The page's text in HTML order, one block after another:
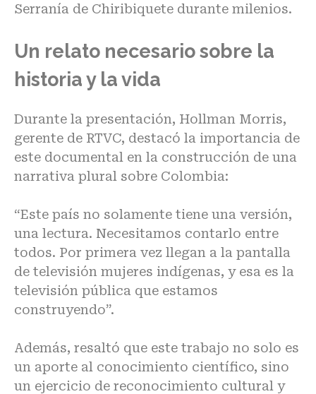
Serranía de Chiribiquete durante milenios.
Un relato necesario sobre la
historia y la vida
Durante la presentación, Hollman Morris,
gerente de RTVC, destacó la importancia de
este documental en la construcción de una
narrativa plural sobre Colombia:
“Este país no solamente tiene una versión,
una lectura. Necesitamos contarlo entre
todos. Por primera vez llegan a la pantalla
de televisión mujeres indígenas, y esa es la
televisión pública que estamos
construyendo”.
Además, resaltó que este trabajo no solo es
un aporte al conocimiento científico, sino
un ejercicio de reconocimiento cultural y